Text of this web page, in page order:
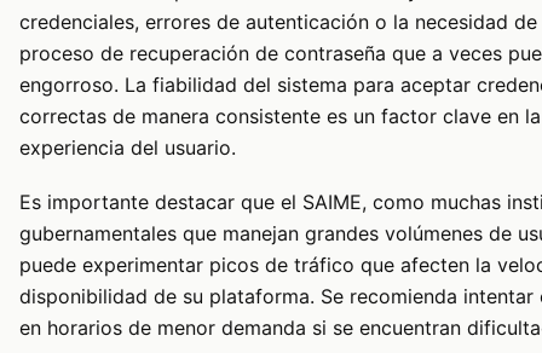
credenciales, errores de autenticación o la necesidad de
proceso de recuperación de contraseña que a veces
engorroso. La fiabilidad del sistema para aceptar
correctas de manera consistente es un factor clave en la
experiencia del usuario.
Es importante destacar que el SAIME, como muchas
gubernamentales que manejan grandes volúmenes de
puede experimentar picos de tráfico que afecten la
disponibilidad de su plataforma. Se recomienda intentar
en horarios de menor demanda si se encuentran